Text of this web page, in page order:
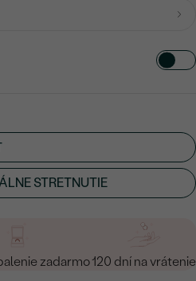
STRETNUTIE
zadarmo120 dní na vrátenie